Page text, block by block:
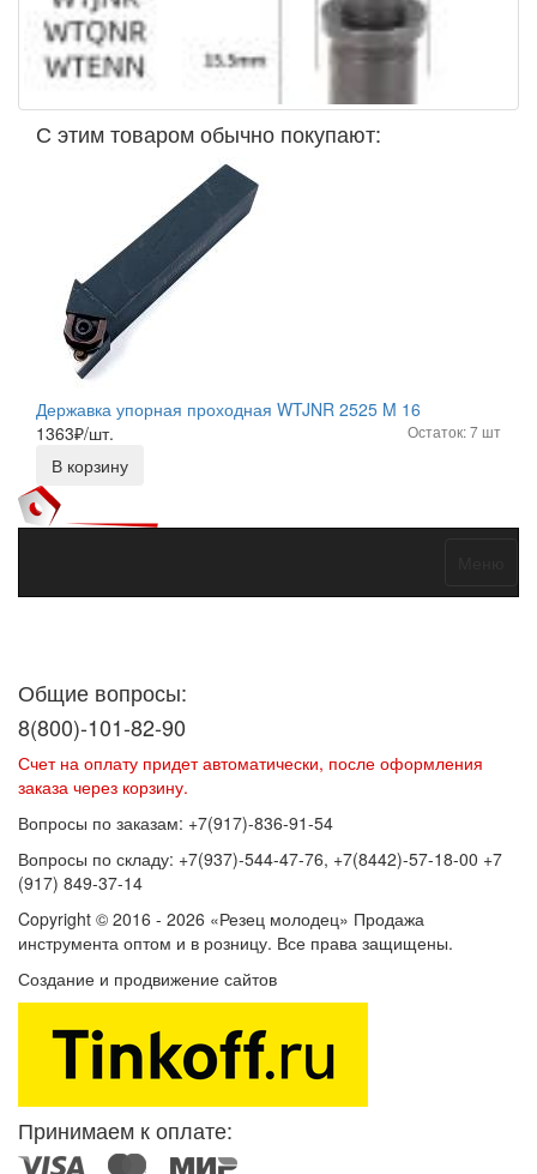
С этим товаром обычно покупают:
Державка упорная проходная WTJNR 2525 M 16
1363₽/шт. Остаток: 7 шт
В корзину
Общие вопросы:
8(800)-101-82-90
Счет на оплату придет автоматически, после оформления
заказа через корзину.
Вопросы по заказам: +7(917)-836-91-54
Вопросы по складу: +7(937)-544-47-76, +7(8442)-57-18-00 +7
(917) 849-37-14
Copyright © 2016 - 2026 «Резец молодец» Продажа
инструмента оптом и в розницу. Все права защищены.
Создание и продвижение сайтов
Принимаем к оплате: